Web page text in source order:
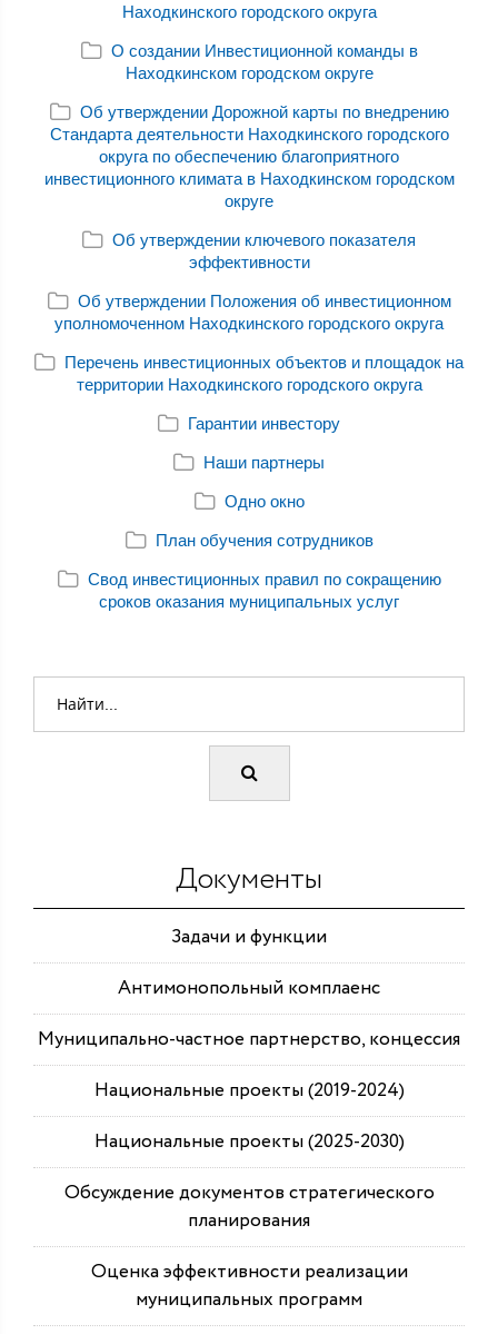
Находкинского городского округа
О создании Инвестиционной команды в
Находкинском городском округе
Об утверждении Дорожной карты по внедрению
Стандарта деятельности Находкинского городского
округа по обеспечению благоприятного
инвестиционного климата в Находкинском городском
округе
Об утверждении ключевого показателя
эффективности
Об утверждении Положения об инвестиционном
уполномоченном Находкинского городского округа
Перечень инвестиционных объектов и площадок на
территории Находкинского городского округа
Гарантии инвестору
Наши партнеры
Одно окно
План обучения сотрудников
Свод инвестиционных правил по сокращению
сроков оказания муниципальных услуг
Документы
Задачи и функции
Антимонопольный комплаенс
Муниципально-частное партнерство, концессия
Национальные проекты (2019-2024)
Национальные проекты (2025-2030)
Обсуждение документов стратегического
планирования
Оценка эффективности реализации
муниципальных программ